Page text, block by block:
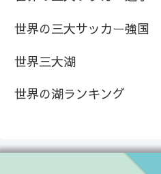
世界の三大サッカー強国
世界三大湖
世界の湖ランキング